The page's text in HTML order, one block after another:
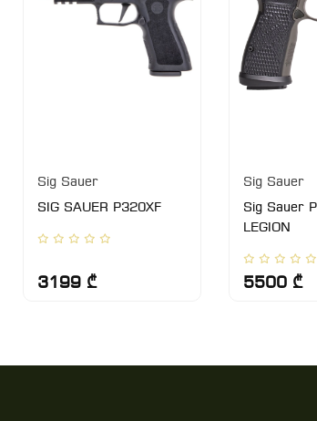
Sig Sauer
SIG SAUER P320XF
3199 ₾
Sig Sauer
Sig Sauer
LEGION
5500 ₾